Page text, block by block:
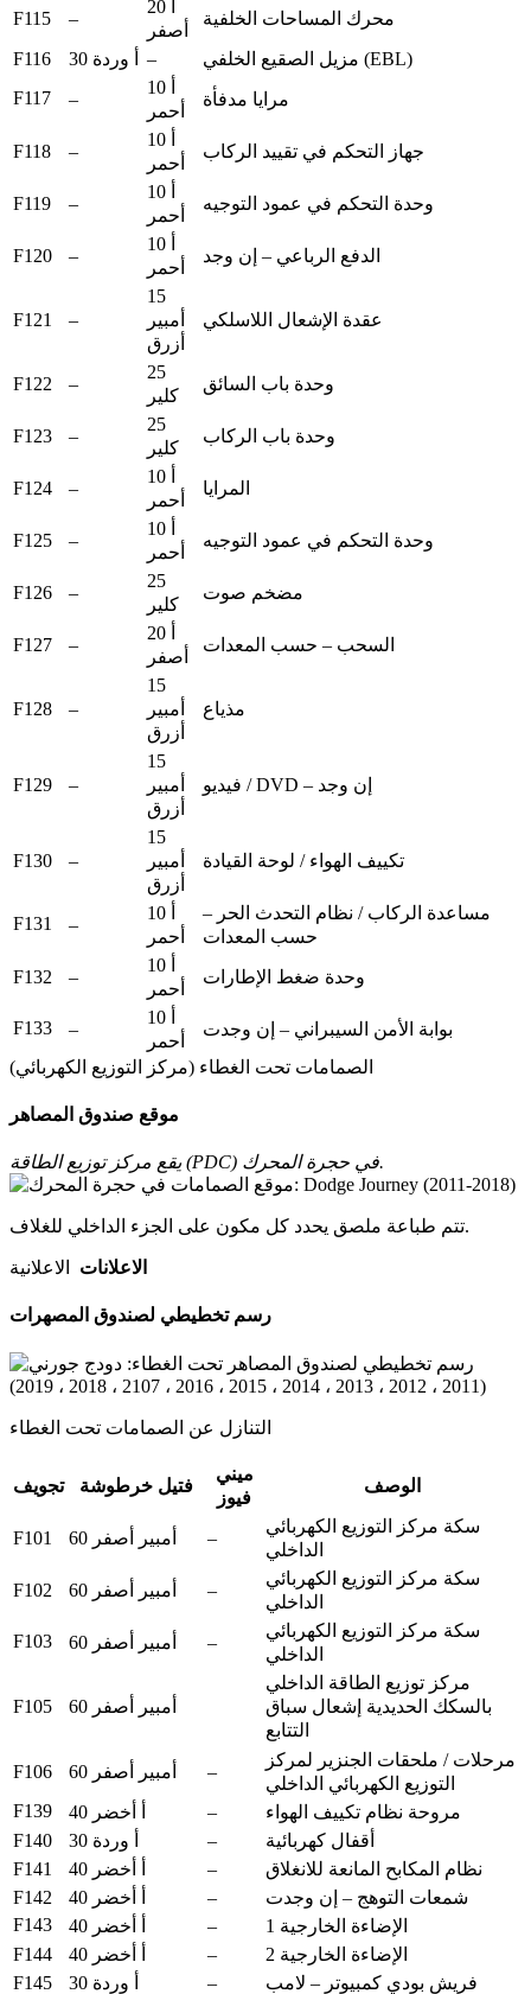
F115 –
20 أ
أصفر
محرك المساحات الخلفية
F116
30 أ وردة –
مزيل الصقيع الخلفي (EBL)
F117
–
10 أ
أحمر
مرايا مدفأة
F118 –
10 أ
أحمر
جهاز التحكم في تقييد الركاب
F119 –
10 أ
أحمر
وحدة التحكم في عمود التوجيه
F120 –
10 أ
أحمر
الدفع الرباعي – إن وجد
F121 –
15
أمبير
أزرق
عقدة الإشعال اللاسلكي
F122 –
25
كلير
وحدة باب السائق
F123 –
25
كلير
وحدة باب الركاب
F124 –
10 أ
أحمر
المرايا
F125 –
10 أ
أحمر
وحدة التحكم في عمود التوجيه
F126 –
25
كلير
مضخم صوت
F127 –
20 أ
أصفر
السحب – حسب المعدات
F128 –
15
أمبير
أزرق
مذياع
F129 –
15
أمبير
أزرق
فيديو / DVD – إن وجد
F130 –
15
أمبير
أزرق
تكييف الهواء / لوحة القيادة
F131 –
10 أ
أحمر
مساعدة الركاب / نظام التحدث الحر –
حسب المعدات
F132
–
10 أ
أحمر
وحدة ضغط الإطارات
F133 –
10 أ
أحمر
بوابة الأمن السيبراني – إن وجدت
الصمامات تحت الغطاء (مركز التوزيع الكهربائي)
موقع صندوق المصاهر
يقع مركز توزيع الطاقة (PDC) في حجرة المحرك.
تتم طباعة ملصق يحدد كل مكون على الجزء الداخلي للغلاف.
الاعلانات الاعلانية
رسم تخطيطي لصندوق المصهرات
التنازل عن الصمامات تحت الغطاء
تجويف فتيل خرطوشة
ميني
فيوز
الوصف
F101 60 أمبير أصفر –
سكة مركز التوزيع الكهربائي
الداخلي
F102
60 أمبير أصفر –
سكة مركز التوزيع الكهربائي
الداخلي
F103
60 أمبير أصفر –
سكة مركز التوزيع الكهربائي
الداخلي
F105 60 أمبير أصفر
مركز توزيع الطاقة الداخلي
بالسكك الحديدية إشعال سباق
التتابع
F106 60 أمبير أصفر –
مرحلات / ملحقات الجنزير لمركز
التوزيع الكهربائي الداخلي
F139
40 أ أخضر –
مروحة نظام تكييف الهواء
F140
30 أ وردة –
أقفال كهربائية
F141
40 أ أخضر –
نظام المكابح المانعة للانغلاق
F142
40 أ أخضر –
شمعات التوهج – إن وجدت
F143
40 أ أخضر –
الإضاءة الخارجية 1
F144
40 أ أخضر –
الإضاءة الخارجية 2
F145
30 أ وردة –
فريش بودي كمبيوتر – لامب